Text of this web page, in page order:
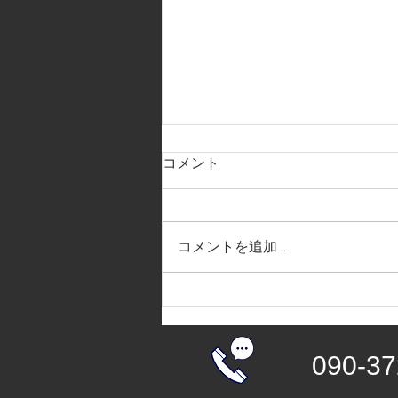
2026.7.11.人物講座
コメント
コメントを追加…
090-